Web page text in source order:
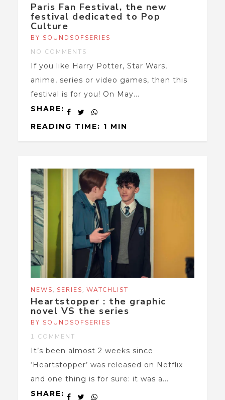
Paris Fan Festival, the new
festival dedicated to Pop
Culture
BY SOUNDSOFSERIES
NO COMMENTS
If you like Harry Potter, Star Wars,
anime, series or video games, then this
festival is for you! On May...
SHARE:
READING TIME: 1 MIN
NEWS SERIES WATCHLIST
Heartstopper : the graphic
novel VS the series
BY SOUNDSOFSERIES
1 COMMENT
It’s been almost 2 weeks since
‘Heartstopper’ was released on Netflix
and one thing is for sure: it was a...
SHARE: